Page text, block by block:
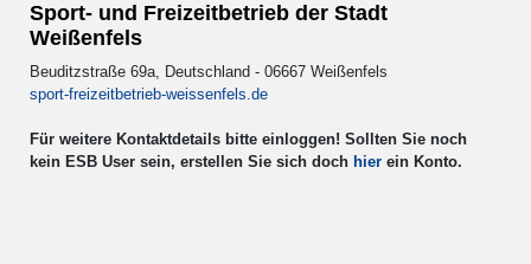
Sport- und Freizeitbetrieb der Stadt
Weißenfels
Beuditzstraße 69a, Deutschland - 06667 Weißenfels
sport-freizeitbetrieb-weissenfels.de
Für weitere Kontaktdetails bitte einloggen! Sollten Sie noch
kein ESB User sein, erstellen Sie sich doch hier ein Konto.